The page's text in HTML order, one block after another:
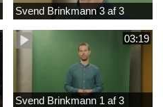
Svend Brinkmann 3 af 3
03:19
Svend Brinkmann 1 af 3